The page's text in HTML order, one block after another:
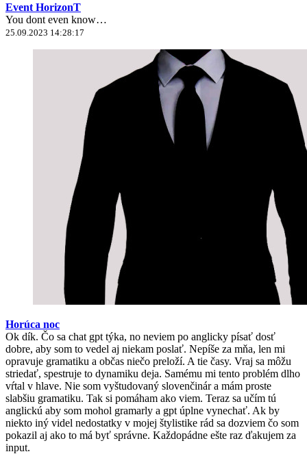
Event HorizonT
You dont even know…
25.09.2023 14:28:17
Horúca noc
Ok dík. Čo sa chat gpt týka, no neviem po anglicky písať dosť
dobre, aby som to vedel aj niekam poslať. Nepíše za mňa, len mi
opravuje gramatiku a občas niečo preloží. A tie časy. Vraj sa môžu
striedať, spestruje to dynamiku deja. Samému mi tento problém dlho
vŕtal v hlave. Nie som vyštudovaný slovenčinár a mám proste
slabšiu gramatiku. Tak si pomáham ako viem. Teraz sa učím tú
anglickú aby som mohol gramarly a gpt úplne vynechať. Ak by
niekto iný videl nedostatky v mojej štylistike rád sa dozviem čo som
pokazil aj ako to má byť správne. Každopádne ešte raz ďakujem za
input.